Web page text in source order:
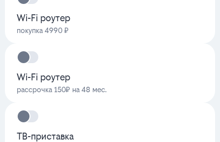
Wi-Fi роутер
покупка 4990 ₽
Wi-Fi роутер
рассрочка 150₽ на 48 мес.
ТВ-приставка